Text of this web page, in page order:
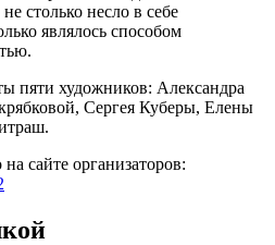
столько несло в себе
являлось способом
пяти художников: Александра
Сергея Куберы, Елены
сайте организаторов: